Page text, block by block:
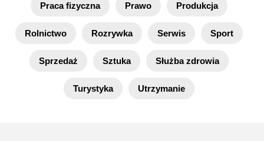
Praca fizyczna Prawo Produkcja
Rolnictwo Rozrywka Serwis Sport
Sprzedaż Sztuka Służba zdrowia
Turystyka Utrzymanie